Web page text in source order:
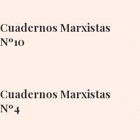
Cuadernos Marxistas
Nº10
Cuadernos Marxistas
Nº4